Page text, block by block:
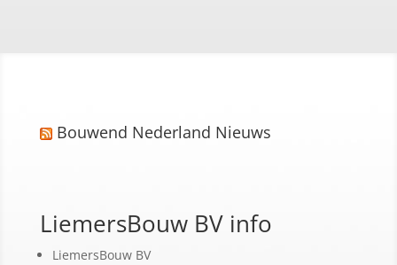
Bouwend Nederland Nieuws
LiemersBouw BV info
LiemersBouw BV